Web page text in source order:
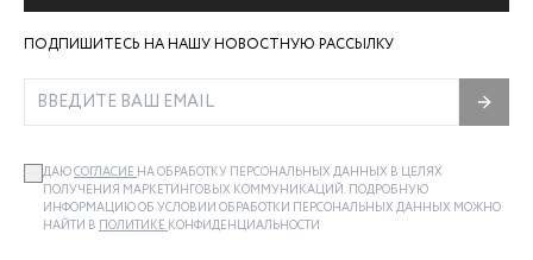
ПОДПИШИТЕСЬ НА НАШУ НОВОСТНУЮ РАССЫЛКУ
ДАЮСОГЛАСИЕ НА ОБРАБОТКУ ПЕРСОНАЛЬНЫХ ДАННЫХ В ЦЕЛЯХ
ПОЛУЧЕНИЯ МАРКЕТИНГОВЫХ КОММУНИКАЦИЙ. ПОДРОБНУЮ
ИНФОРМАЦИЮ ОБ УСЛОВИИ ОБРАБОТКИ ПЕРСОНАЛЬНЫХ ДАННЫХ МОЖНО
НАЙТИ В ПОЛИТИКЕ КОНФИДЕНЦИАЛЬНОСТИ